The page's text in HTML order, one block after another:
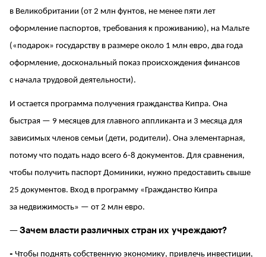
в Великобритании (от 2 млн фунтов, не менее пяти лет
оформление паспортов, требования к проживанию), на Мальте
(«подарок» государству в размере около 1 млн евро, два года
оформление, доскональный показ происхождения финансов
с начала трудовой деятельности).
И остается программа получения гражданства Кипра. Она
быстрая — 9 месяцев для главного аппликанта и 3 месяца для
зависимых членов семьи (дети, родители). Она элементарная,
потому что подать надо всего 6-8 документов. Для сравнения,
чтобы получить паспорт Доминики, нужно предоставить свыше
25 документов. Вход в программу «Гражданство Кипра
за недвижимость» — от 2 млн евро.
— Зачем власти различных стран их учреждают?
- Чтобы поднять собственную экономику, привлечь инвестиции,